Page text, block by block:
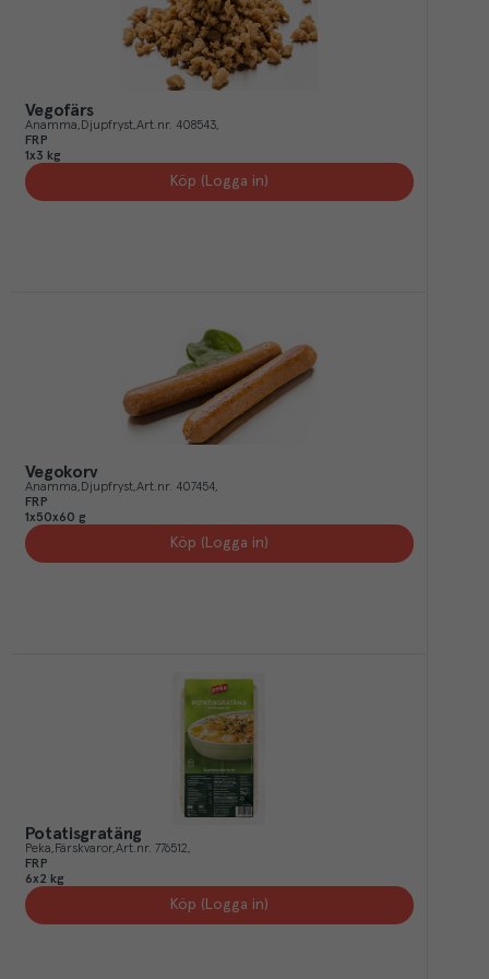
Vegofärs
Anamma Djupfryst Art.nr. 408543
FRP
1x3 kg
Köp (Logga in)
Vegokorv
Anamma Djupfryst Art.nr. 407454
FRP
1x50x60 g
Köp (Logga in)
Potatisgratäng
Peka Färskvaror Art.nr. 776512
FRP
6x2 kg
Köp (Logga in)